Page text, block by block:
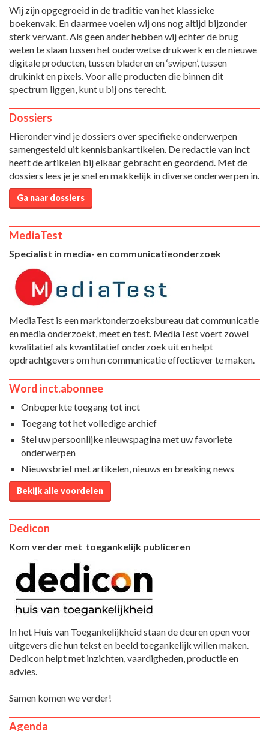
Wij zijn opgegroeid in de traditie van het klassieke
boekenvak. En daarmee voelen wij ons nog altijd bijzonder
sterk verwant. Als geen ander hebben wij echter de brug
weten te slaan tussen het ouderwetse drukwerk en de nieuwe
digitale producten, tussen bladeren en ‘swipen’, tussen
drukinkt en pixels. Voor alle producten die binnen dit
spectrum liggen, kunt u bij ons terecht.
Dossiers
Hieronder vind je dossiers over specifieke onderwerpen
samengesteld uit kennisbankartikelen. De redactie van inct
heeft de artikelen bij elkaar gebracht en geordend. Met de
dossiers lees je je snel en makkelijk in diverse onderwerpen in.
Ga naar dossiers
MediaTest
Specialist in media- en communicatieonderzoek
MediaTest is een marktonderzoeksbureau dat communicatie
en media onderzoekt, meet en test. MediaTest voert zowel
kwalitatief als kwantitatief onderzoek uit en helpt
opdrachtgevers om hun communicatie effectiever te maken.
Word inct.abonnee
Onbeperkte toegang tot inct
Toegang tot het volledige archief
Stel uw persoonlijke nieuwspagina met uw favoriete
onderwerpen
Nieuwsbrief met artikelen, nieuws en breaking news
Bekijk alle voordelen
Dedicon
Kom verder met toegankelijk publiceren
In het Huis van Toegankelijkheid staan de deuren open voor
uitgevers die hun tekst en beeld toegankelijk willen maken.
Dedicon helpt met inzichten, vaardigheden, productie en
advies.
Samen komen we verder!
Agenda